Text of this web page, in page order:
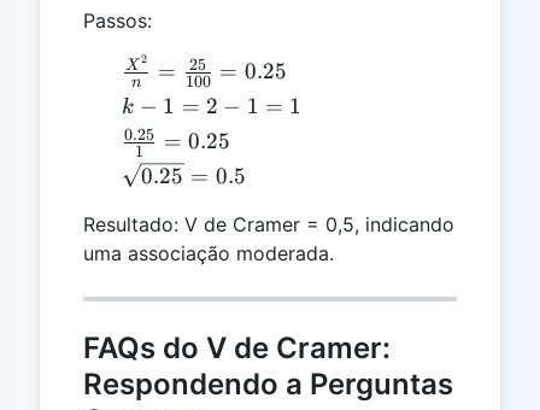
Passos:
\frac{X^2}
{n} =
\frac{25}
{100} =
0.25
n
X2 = 100
25 = 0.25
k
-
=
2
=
k − 1 = 2 − 1 = 1
\frac{0.25}
{1} = 0.25
1
0.25 = 0.25
\sqrt{0.25}
0.25 = 0.5
Resultado: V de Cramer = 0,5, indicando
uma associação moderada.
FAQs do V de Cramer:
Respondendo a Perguntas